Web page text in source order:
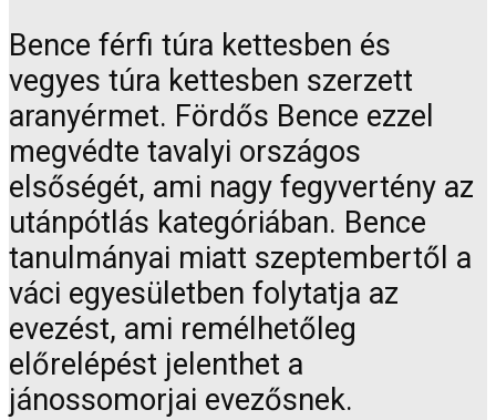
Bence férfi túra kettesben és
vegyes túra kettesben szerzett
aranyérmet. Fördős Bence ezzel
megvédte tavalyi országos
elsőségét, ami nagy fegyvertény az
utánpótlás kategóriában. Bence
tanulmányai miatt szeptembertől a
váci egyesületben folytatja az
evezést, ami remélhetőleg
előrelépést jelenthet a
jánossomorjai evezősnek.